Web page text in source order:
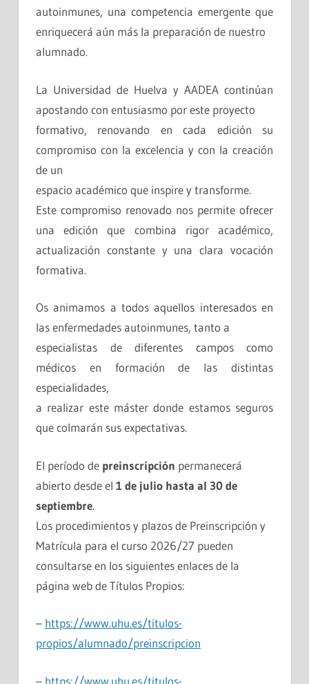
autoinmunes, una competencia emergente que
enriquecerá aún más la preparación de nuestro
alumnado.
La Universidad de Huelva y AADEA continúan
apostando con entusiasmo por este proyecto
formativo, renovando en cada edición su
compromiso con la excelencia y con la creación
de un
espacio académico que inspire y transforme.
Este compromiso renovado nos permite ofrecer
una edición que combina rigor académico,
actualización constante y una clara vocación
formativa.
Os animamos a todos aquellos interesados en
las enfermedades autoinmunes, tanto a
especialistas de diferentes campos como
médicos en formación de las distintas
especialidades,
a realizar este máster donde estamos seguros
que colmarán sus expectativas.
El período de preinscripción permanecerá
abierto desde el 1 de julio hasta al 30 de
septiembre.
Los procedimientos y plazos de Preinscripción y
Matrícula para el curso 2026/27 pueden
consultarse en los siguientes enlaces de la
página web de Títulos Propios:
– https://www.uhu.es/titulos-
propios/alumnado/preinscripcion
– https://www.uhu.es/titulos-